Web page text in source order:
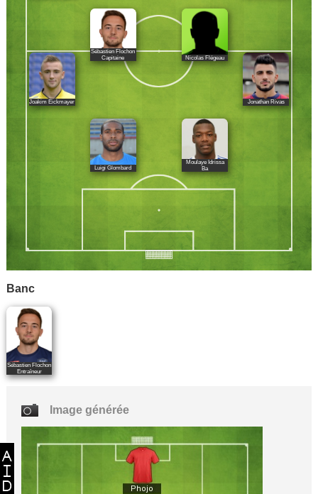
Sébastien Flochon
Capitaine
Nicolas Flégeau
Joakim Eickmayer Jonathan Rivas
Luigi Glombard
Moulaye Idrissa
Ba
Banc
Sébastien Flochon
Entraîneur
Image générée